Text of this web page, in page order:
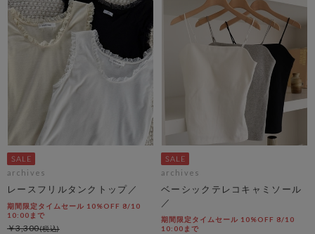
archives
レースフリルタンクトップ／
期間限定タイムセール 10%OFF 8/10
10:00まで
￥3,300
archives
ベーシックテレコキャミソール
／
期間限定タイムセール 10%OFF 8/10
10:00まで